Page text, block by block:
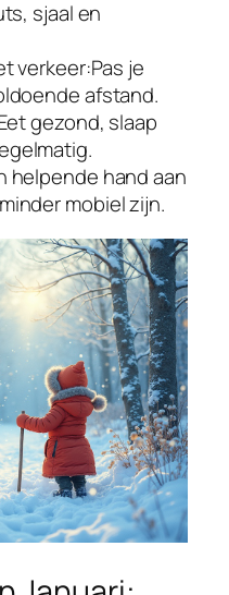
sjaal en
verkeer:Pas je
afstand.
gezond, slaap
helpende hand aan
mobiel zijn.